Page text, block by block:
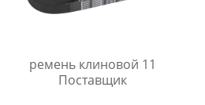
ремень клиновой 11
Поставщик